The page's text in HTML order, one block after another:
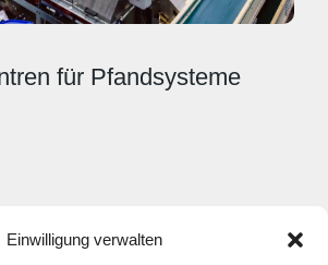
Einwilligung verwalten
für Pfandsysteme